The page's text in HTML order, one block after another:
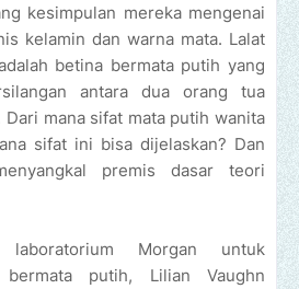
kesimpulan mereka mengenai
kelamin dan warna mata. Lalat
betina bermata putih yang
antara dua orang tua
Dari mana sifat mata putih wanita
sifat ini bisa dijelaskan? Dan
premis dasar teori
laboratorium Morgan untuk
bermata putih, Lilian Vaughn